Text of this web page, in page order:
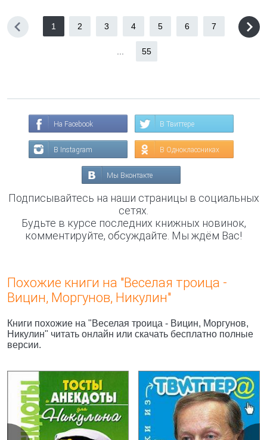
1 2 3 4 5 6 7
55
На Facebook В Твиттере
В Instagram В Одноклассниках
Мы Вконтакте
Подписывайтесь на наши страницы в социальных
сетях.
Будьте в курсе последних книжных новинок,
комментируйте, обсуждайте. Мы ждём Вас!
Похожие книги на "Веселая троица -
Вицин, Моргунов, Никулин"
Книги похожие на "Веселая троица - Вицин, Моргунов,
Никулин" читать онлайн или скачать бесплатно полные
версии.